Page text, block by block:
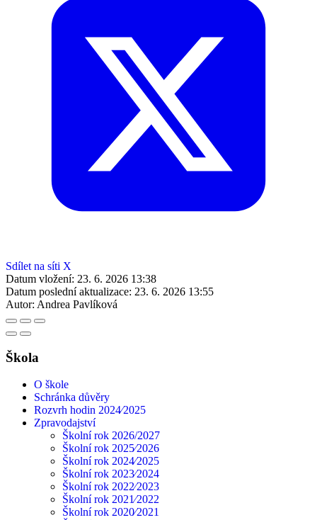
Sdílet na síti X
Datum vložení: 23. 6. 2026 13:38
Datum poslední aktualizace: 23. 6. 2026 13:55
Autor: Andrea Pavlíková
Škola
O škole
Schránka důvěry
Rozvrh hodin 2024⁄2025
Zpravodajství
Školní rok 2026/2027
Školní rok 2025⁄2026
Školní rok 2024⁄2025
Školní rok 2023⁄2024
Školní rok 2022⁄2023
Školní rok 2021⁄2022
Školní rok 2020⁄2021